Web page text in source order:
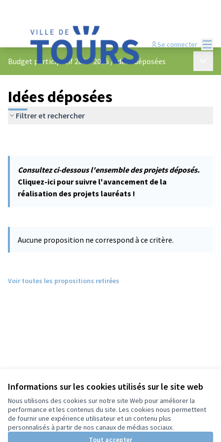
Informations sur les cookies utilisés sur le site web
Nous utilisons des cookies sur notre site Web pour améliorer la
performance et les contenus du site. Les cookies nous permettent
de fournir une expérience utilisateur et un contenu plus
personnalisés à partir de nos canaux de médias sociaux.
Tout accepter
Se connecter
Budget participatif 2024-2025 /Idées déposées
Idées déposées
Filtrer et rechercher
Consultez ci-dessous l'ensemble des projets déposés.
Cliquez-ici pour suivre l'avancement de la
réalisation des projets lauréats !
Aucune proposition ne correspond à ce critère.
Voir toutes les propositions retirées